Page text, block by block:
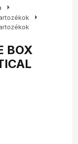
arrow_right
arrow_right
BOX